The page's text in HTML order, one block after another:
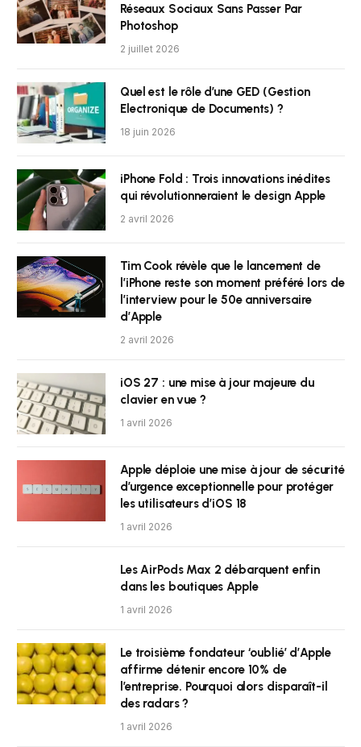
Réseaux Sociaux Sans Passer Par
Photoshop
2 juillet 2026
Quel est le rôle d’une GED (Gestion
Electronique de Documents) ?
18 juin 2026
iPhone Fold : Trois innovations inédites
qui révolutionneraient le design Apple
2 avril 2026
Tim Cook révèle que le lancement de
l’iPhone reste son moment préféré lors de
l’interview pour le 50e anniversaire
d’Apple
2 avril 2026
iOS 27 : une mise à jour majeure du
clavier en vue ?
1 avril 2026
Apple déploie une mise à jour de sécurité
d’urgence exceptionnelle pour protéger
les utilisateurs d’iOS 18
1 avril 2026
Les AirPods Max 2 débarquent enfin
dans les boutiques Apple
1 avril 2026
Le troisième fondateur ‘oublié’ d’Apple
affirme détenir encore 10% de
l’entreprise. Pourquoi alors disparaît-il
des radars ?
1 avril 2026